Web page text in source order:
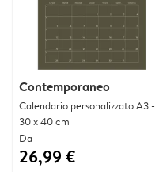
Contemporaneo
Calendario personalizzato A3 -
30 x 40 cm
Da
26,99 €